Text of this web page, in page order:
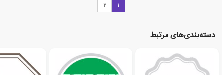
1
2
دسته‌بندی‌های مرتبط